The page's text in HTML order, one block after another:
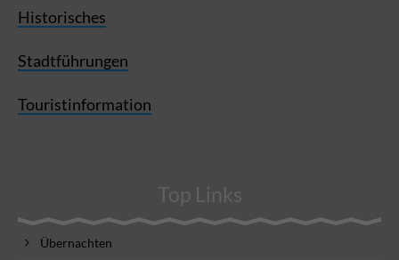
Historisches
Stadtführungen
Touristinformation
Top Links
Übernachten